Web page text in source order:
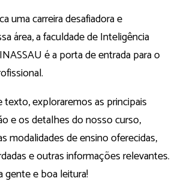
uma carreira desafiadora e
área, a faculdade de Inteligência
é a porta de entrada para o
exploraremos as principais
e os detalhes do nosso curso,
modalidades de ensino oferecidas,
e outras informações relevantes.
gente e boa leitura!